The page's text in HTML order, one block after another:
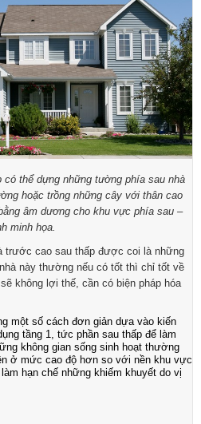
thể dựng những tường phía sau nhà
hoặc trồng những cây với thân cao
âm dương cho khu vực phía sau –
minh họa.
trước cao sau thấp được coi là những
này thường nếu có tốt thì chỉ tốt về
không lợi thế, cần có biện pháp hóa
một số cách đơn giản dựa vào kiến
tầng 1, tức phần sau thấp để làm
không gian sống sinh hoạt thường
ở mức cao độ hơn so với nền khu vực
hạn chế những khiếm khuyết do vị